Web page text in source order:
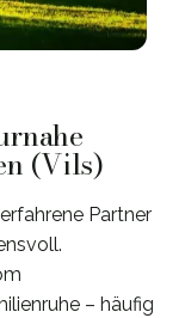
(Vils)
Partner
– häufig